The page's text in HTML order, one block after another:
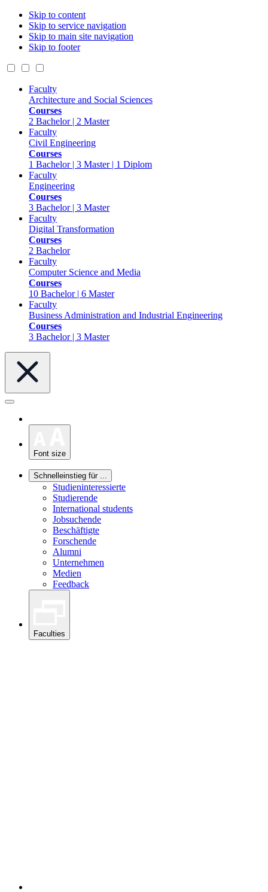
Skip to content
Skip to service navigation
Skip to main site navigation
Skip to footer
Faculty
Architecture and Social Sciences
Courses
2 Bachelor | 2 Master
Faculty
Civil Engineering
Courses
1 Bachelor | 3 Master | 1 Diplom
Faculty
Engineering
Courses
3 Bachelor | 3 Master
Faculty
Digital Transformation
Courses
2 Bachelor
Faculty
Computer Science and Media
Courses
10 Bachelor | 6 Master
Faculty
Business Administration and Industrial Engineering
Courses
3 Bachelor | 3 Master
Font size
Schnelleinstieg für ...
Studieninteressierte
Studierende
International students
Jobsuchende
Beschäftigte
Forschende
Alumni
Unternehmen
Medien
Feedback
Faculties